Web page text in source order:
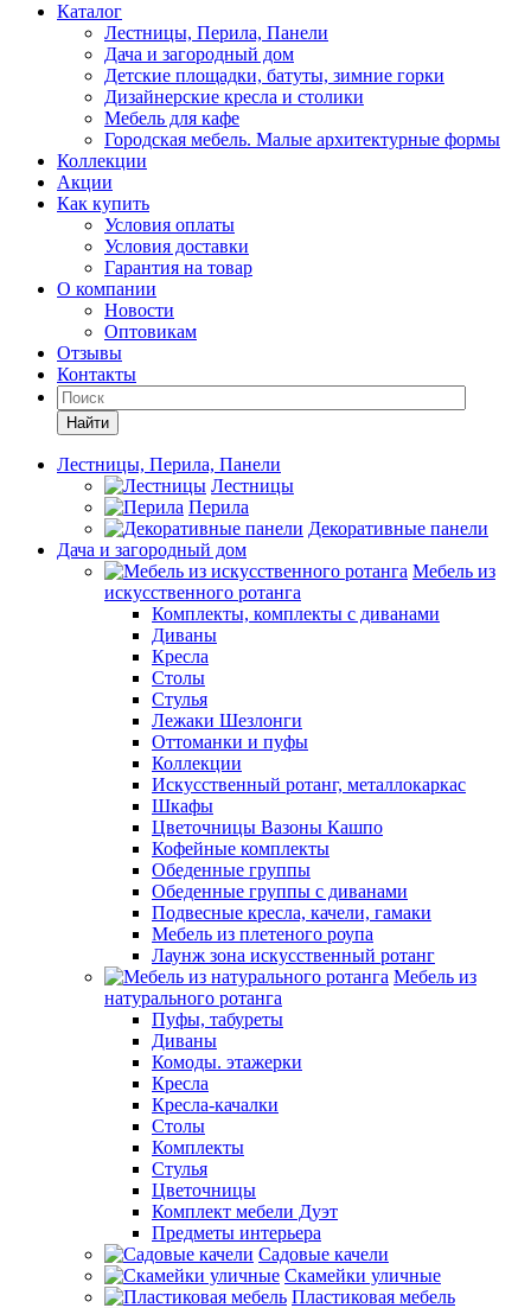
Каталог
Лестницы, Перила, Панели
Дача и загородный дом
Детские площадки, батуты, зимние горки
Дизайнерские кресла и столики
Мебель для кафе
Городская мебель. Малые архитектурные формы
Коллекции
Акции
Как купить
Условия оплаты
Условия доставки
Гарантия на товар
О компании
Новости
Оптовикам
Отзывы
Контакты
Найти
Лестницы, Перила, Панели
Лестницы
Перила
Декоративные панели
Дача и загородный дом
Мебель из
искусственного ротанга
Комплекты, комплекты с диванами
Диваны
Кресла
Столы
Стулья
Лежаки Шезлонги
Оттоманки и пуфы
Коллекции
Искусственный ротанг, металлокаркас
Шкафы
Цветочницы Вазоны Кашпо
Кофейные комплекты
Обеденные группы
Обеденные группы с диванами
Подвесные кресла, качели, гамаки
Мебель из плетеного роупа
Лаунж зона искусственный ротанг
Мебель из
натурального ротанга
Пуфы, табуреты
Диваны
Комоды. этажерки
Кресла
Кресла-качалки
Столы
Комплекты
Стулья
Цветочницы
Комплект мебели Дуэт
Предметы интерьера
Садовые качели
Скамейки уличные
Пластиковая мебель